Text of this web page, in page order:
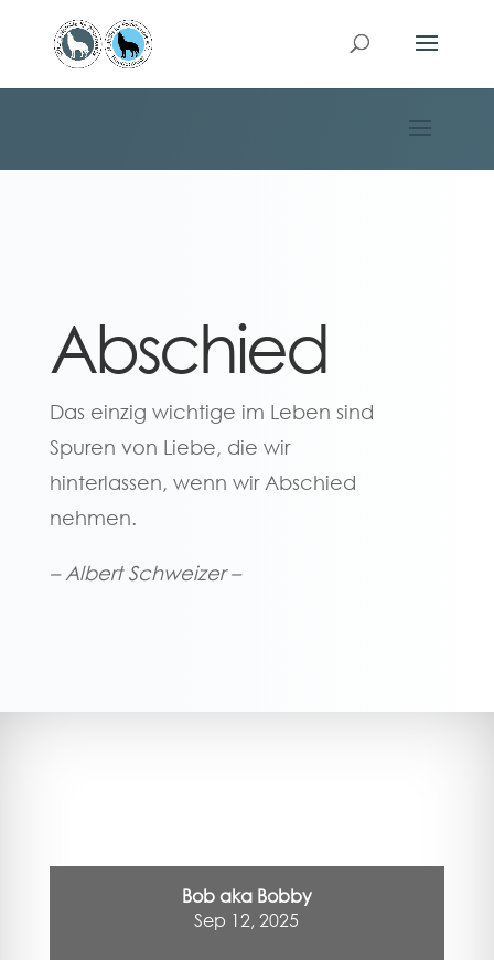
Abschied
Das einzig wichtige im Leben sind
Spuren von Liebe, die wir
hinterlassen, wenn wir Abschied
nehmen.
– Albert Schweizer –
Bob aka Bobby
Sep 12, 2025